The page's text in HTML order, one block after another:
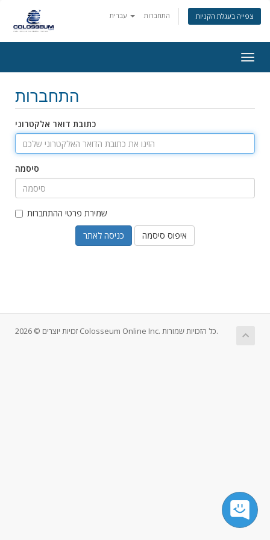
התחברות צפייה בעגלת הקניות
התחברות
כתובת דואר אלקטרוני
סיסמה
שמירת פרטי ההתחברות
איפוס סיסמה
זכויות יוצרים © 2026 Colosseum Online Inc. כל הזכויות שמורות.